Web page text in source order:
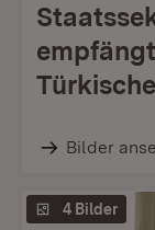
Bilder
4 Bilder